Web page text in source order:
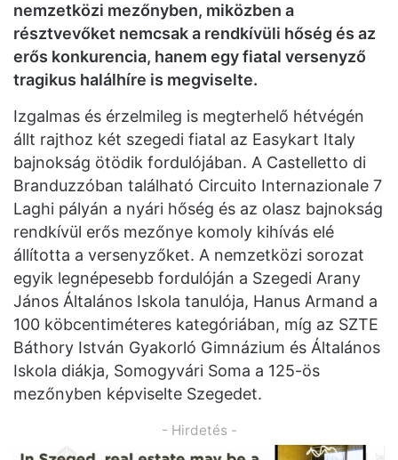
nemzetközi mezőnyben, miközben a
résztvevőket nemcsak a rendkívüli hőség és az
erős konkurencia, hanem egy fiatal versenyző
tragikus halálhíre is megviselte.
Izgalmas és érzelmileg is megterhelő hétvégén
állt rajthoz két szegedi fiatal az Easykart Italy
bajnokság ötödik fordulójában. A Castelletto di
Branduzzóban található Circuito Internazionale 7
Laghi pályán a nyári hőség és az olasz bajnokság
rendkívül erős mezőnye komoly kihívás elé
állította a versenyzőket. A nemzetközi sorozat
egyik legnépesebb fordulóján a Szegedi Arany
János Általános Iskola tanulója, Hanus Armand a
100 köbcentiméteres kategóriában, míg az SZTE
Báthory István Gyakorló Gimnázium és Általános
Iskola diákja, Somogyvári Soma a 125-ös
mezőnyben képviselte Szegedet.
- Hirdetés -